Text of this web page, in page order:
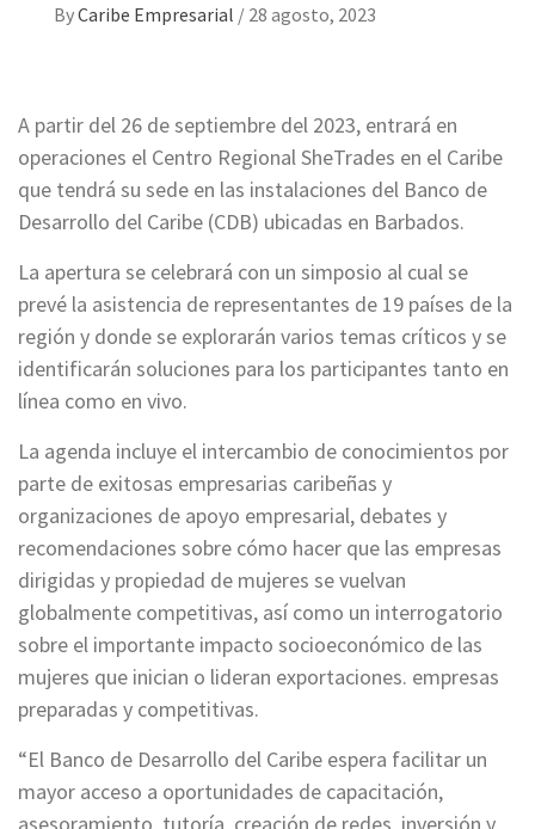
ByCaribe Empresarial / 28 agosto, 2023
A partir del 26 de septiembre del 2023, entrará en
operaciones el Centro Regional SheTrades en el Caribe
que tendrá su sede en las instalaciones del Banco de
Desarrollo del Caribe (CDB) ubicadas en Barbados.
La apertura se celebrará con un simposio al cual se
prevé la asistencia de representantes de 19 países de la
región y donde se explorarán varios temas críticos y se
identificarán soluciones para los participantes tanto en
línea como en vivo.
La agenda incluye el intercambio de conocimientos por
parte de exitosas empresarias caribeñas y
organizaciones de apoyo empresarial, debates y
recomendaciones sobre cómo hacer que las empresas
dirigidas y propiedad de mujeres se vuelvan
globalmente competitivas, así como un interrogatorio
sobre el importante impacto socioeconómico de las
mujeres que inician o lideran exportaciones. empresas
preparadas y competitivas.
“El Banco de Desarrollo del Caribe espera facilitar un
mayor acceso a oportunidades de capacitación,
asesoramiento, tutoría, creación de redes, inversión y